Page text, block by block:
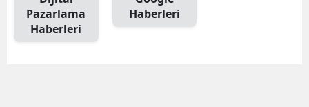
Pazarlama
Haberleri
Haberleri